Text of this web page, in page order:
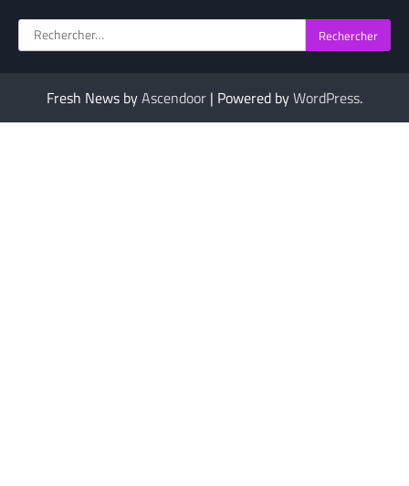
Rechercher :
Fresh News byAscendoor | Powered byWordPress.